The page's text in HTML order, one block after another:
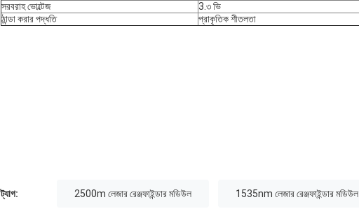
সরবরাহ ভোল্টেজ
3.৩ ভি
ঠান্ডা করার পদ্ধতি
প্রাকৃতিক শীতলতা
ট্যাগ: 2500m লেজার রেঞ্জফাইন্ডার মডিউল 1535nm লেজার রেঞ্জফাইন্ডার মডিউল